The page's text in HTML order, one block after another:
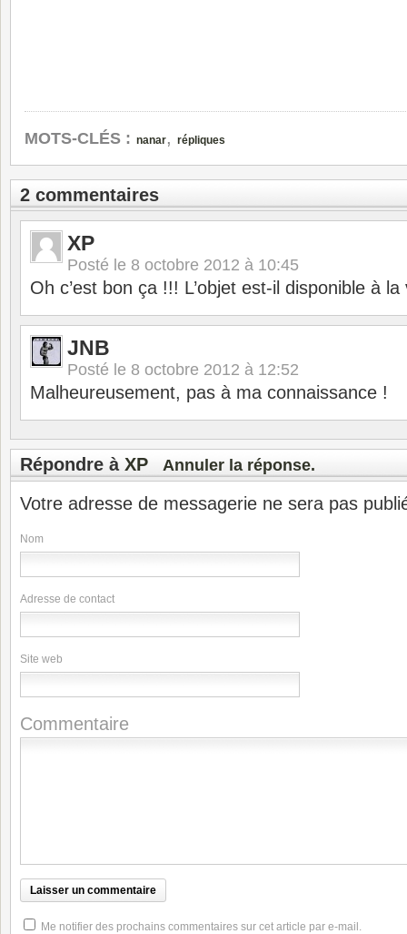
MOTS-CLÉS : nanar, répliques
2 commentaires
XP
Posté le 8 octobre 2012 à 10:45
Oh c’est bon ça !!! L’objet est-il disponible à la
JNB
Posté le 8 octobre 2012 à 12:52
Malheureusement, pas à ma connaissance !
Répondre à XP Annuler la réponse.
Votre adresse de messagerie ne sera pas
Nom
Adresse de contact
Site web
Commentaire
Me notifier des prochains commentaires sur cet article par e-mail.